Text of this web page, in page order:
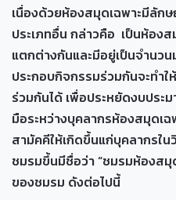
เนื่องด้วยห้องสมุดเฉพาะมีลัก
ประเภทอื่น กล่าวคือ เป็นห้อง
แตกต่างกันและมีอยู่เป็นจำนว
ประกอบกิจกรรมร่วมกันจะทำ
ร่วมกันได้ เพื่อประหยัดงบประ
มือระหว่างบุคลากรห้องสมุดเ
สามัคคีให้เกิดขึ้นแก่บุคลากรใ
ชมรมขึ้นมีชื่อว่า “ชมรมห้องสมุ
ของชมรม ดังต่อไปนี้